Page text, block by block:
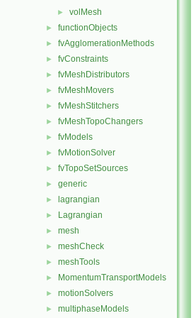
► volMesh
► functionObjects
► fvAgglomerationMethods
► fvConstraints
► fvMeshDistributors
► fvMeshMovers
► fvMeshStitchers
► fvMeshTopoChangers
► fvModels
► fvMotionSolver
► fvTopoSetSources
► generic
► lagrangian
► Lagrangian
► mesh
► meshCheck
► meshTools
► MomentumTransportModels
► motionSolvers
► multiphaseModels